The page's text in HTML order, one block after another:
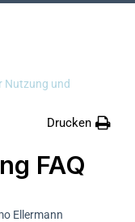
Nutzung und
Drucken
FAQ
Ellermann